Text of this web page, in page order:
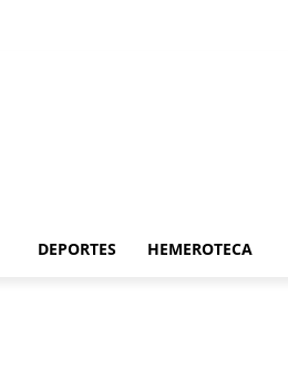
DEPORTES HEMEROTECA